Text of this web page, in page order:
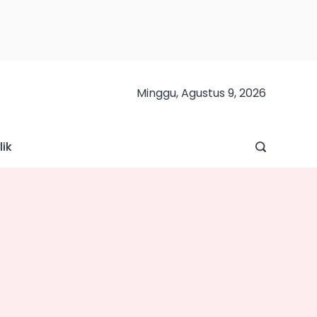
Minggu, Agustus 9, 2026